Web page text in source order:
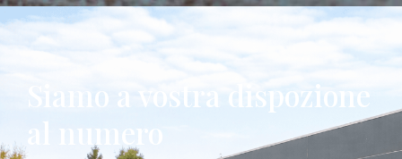
Siamo a vostra dispozione
al numero